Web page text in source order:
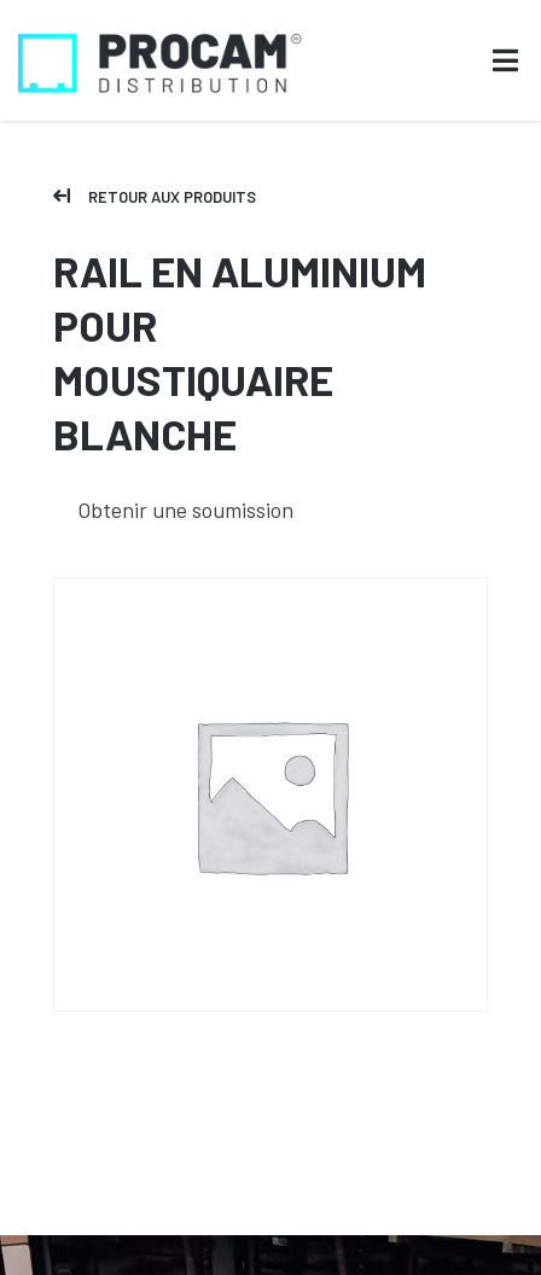
RETOUR AUX PRODUITS
RAIL EN ALUMINIUM
POUR
MOUSTIQUAIRE
BLANCHE
Obtenir une soumission